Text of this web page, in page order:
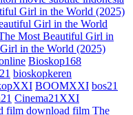
Girl in the World (2025)
Girl in the World
Most Beautiful Girl in
in the World (2025)
Bioskop168
bioskopkeren
BOOMXXI bos21
Cinema21XXI
film download film The